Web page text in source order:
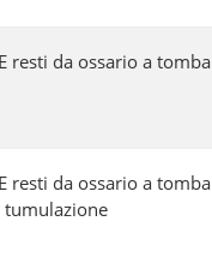
resti da ossario a tomba
resti da ossario a tomba
tumulazione